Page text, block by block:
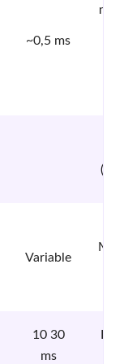
~0,5 ms
Variable
10 30
ms